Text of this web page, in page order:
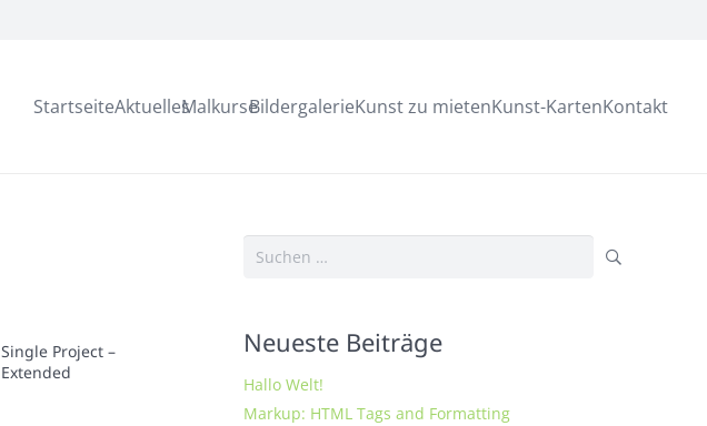
StartseiteAktuellesMalkurseBildergalerieKunst zu mietenKunst-KartenKontakt
Single Project –
Extended
Suchen
Neueste Beiträge
Hallo Welt!
Markup: HTML Tags and Formatting